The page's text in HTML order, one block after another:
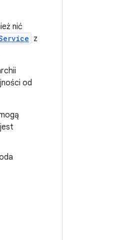
nić
z
od